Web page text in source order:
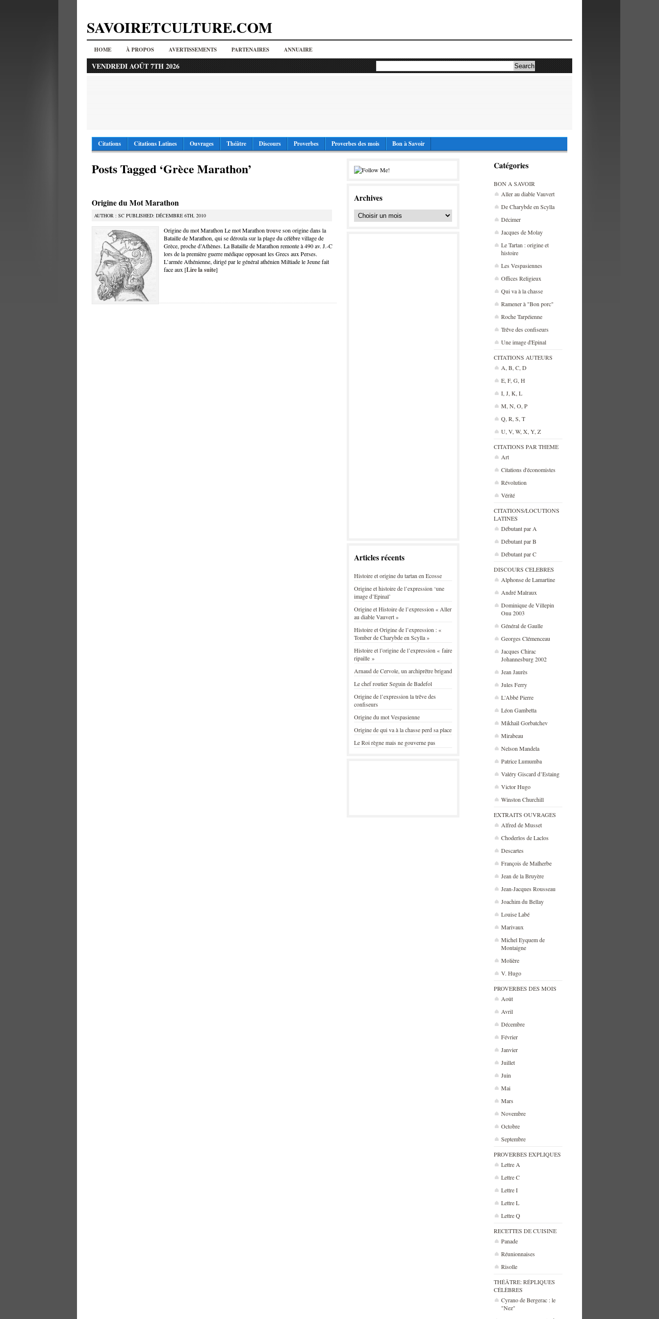
SAVOIRETCULTURE.COM
HOME À PROPOS AVERTISSEMENTS PARTENAIRES ANNUAIRE
VENDREDI AOÛT 7TH 2026
Citations Citations Latines Ouvrages Théâtre Discours Proverbes Proverbes des mois Bon à Savoir
Catégories
BON A SAVOIR
Aller au diable Vauvert
De Charybde en Scylla
Décimer
Jacques de Molay
Le Tartan : origine et
histoire
Les Vespasiennes
Offices Religieux
Qui va à la chasse
Ramener à "Bon porc"
Roche Tarpéienne
Trêve des confiseurs
Une image d'Epinal
CITATIONS AUTEURS
A, B, C, D
E, F, G, H
I, J, K, L
M, N, O, P
Q, R, S, T
U, V, W, X, Y, Z
CITATIONS PAR THEME
Art
Citations d'économistes
Révolution
Vérité
CITATIONS/LOCUTIONS
LATINES
Débutant par A
Débutant par B
Débutant par C
DISCOURS CELEBRES
Alphonse de Lamartine
André Malraux
Dominique de Villepin
Onu 2003
Général de Gaulle
Georges Clémenceau
Jacques Chirac
Johannesburg 2002
Jean Jaurès
Jules Ferry
L'Abbé Pierre
Léon Gambetta
Mikhaïl Gorbatchev
Mirabeau
Nelson Mandela
Patrice Lumumba
Valéry Giscard d’Estaing
Victor Hugo
Winston Churchill
EXTRAITS OUVRAGES
Alfred de Musset
Choderlos de Laclos
Descartes
François de Malherbe
Jean de la Bruyère
Jean-Jacques Rousseau
Joachim du Bellay
Louise Labé
Marivaux
Michel Eyquem de
Montaigne
Molière
V. Hugo
PROVERBES DES MOIS
Août
Avril
Décembre
Février
Janvier
Juillet
Juin
Mai
Mars
Novembre
Octobre
Septembre
PROVERBES EXPLIQUES
Lettre A
Lettre C
Lettre I
Lettre L
Lettre Q
RECETTES DE CUISINE
Panade
Réunionnaises
Risolle
THÉÂTRE: RÉPLIQUES
CÉLÈBRES
Cyrano de Bergerac : le
"Nez"
Posts Tagged ‘Grèce Marathon’
Origine du Mot Marathon
AUTHOR : SC PUBLISHED: DÉCEMBRE 6TH, 2010
Origine du mot Marathon Le mot Marathon trouve son origine dans la
Bataille de Marathon, qui se déroula sur la plage du célèbre village de
Grèce, proche d’Athènes. La Bataille de Marathon remonte à 490 av. J.-C
lors de la première guerre médique opposant les Grecs aux Perses.
L’armée Athénienne, dirigé par le général athénien Miltiade le Jeune fait
face aux [Lire la suite]
Archives
Articles récents
Histoire et origine du tartan en Ecosse
Origine et histoire de l’expression ‘une
image d’Epinal’
Origine et Histoire de l’expression « Aller
au diable Vauvert »
Histoire et Origine de l’expression : «
Tomber de Charybde en Scylla »
Histoire et l’origine de l’expression « faire
ripaille »
Arnaud de Cervole, un archiprêtre brigand
Le chef routier Seguin de Badefol
Origine de l’expression la trêve des
confiseurs
Origine du mot Vespasienne
Origine de qui va à la chasse perd sa place
Le Roi règne mais ne gouverne pas